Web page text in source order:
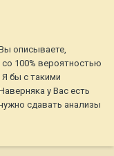
описываете,
100% вероятностью
бы с такими
у Вас есть
сдавать анализы